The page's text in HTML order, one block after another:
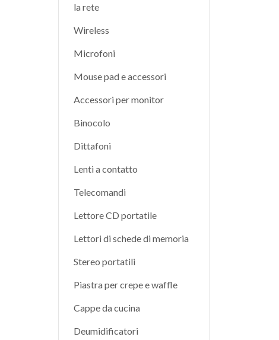
la rete
Wireless
Microfoni
Mouse pad e accessori
Accessori per monitor
Binocolo
Dittafoni
Lenti a contatto
Telecomandi
Lettore CD portatile
Lettori di schede di memoria
Stereo portatili
Piastra per crepe e waffle
Cappe da cucina
Deumidificatori